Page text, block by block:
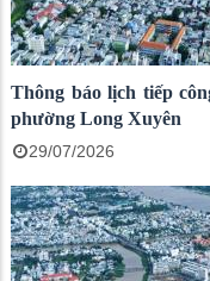
Thông báo lịch tiếp
phường Long Xuyên
29/07/2026